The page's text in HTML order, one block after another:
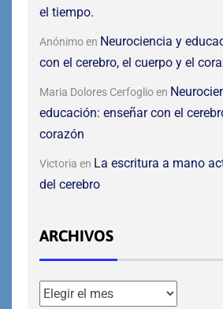
el tiempo.
Anónimoen Neurociencia y
con el cerebro, el cuerpo y el
Maria Dolores Cerfoglioen
educación: enseñar con el
corazón
Victoria en La escritura a mano
del cerebro
ARCHIVOS